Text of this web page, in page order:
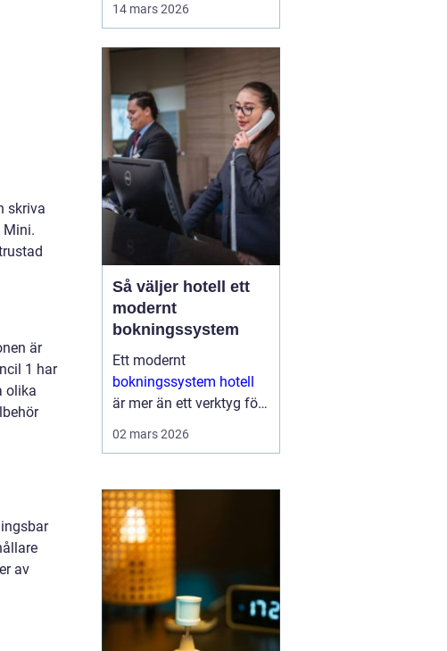
skriva
Mini.
är
1 har
olika
av
går samtalen via
internet. Kostnaderna
sjunker, flexibiliteten
ökar och möjligheterna
att bygga ...
14 mars 2026
Så väljer hotell ett
modernt
bokningssystem
Ett modernt
bokningssystem hotell
är mer än ett verktyg för
verksamheten. Här
hanteras bokningar,
incheckning, betalningar,
gäs...
02 mars 2026